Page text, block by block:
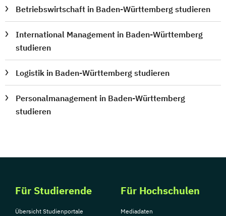
Betriebswirtschaft in Baden-Württemberg studieren
International Management in Baden-Württemberg
studieren
Logistik in Baden-Württemberg studieren
Personalmanagement in Baden-Württemberg
studieren
Für Studierende
Übersicht Studienportale
Für Hochschulen
Mediadaten